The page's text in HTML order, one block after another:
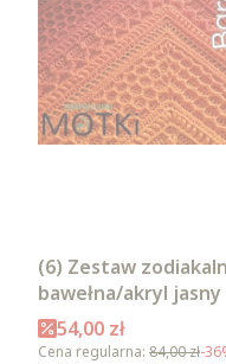
(6) Zestaw zodiakalny
bawełna/akryl jasny pomarańcz/ pomarańcz/
intensywna
malaga
Cena promocyjna
54,00 zł
Cena regularna: 84,00 zł-